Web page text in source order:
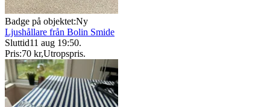
Badge på objektet:Ny
Ljushållare från Bolin Smide
Sluttid11 aug 19:50.
Pris:70 kr,Utropspris.